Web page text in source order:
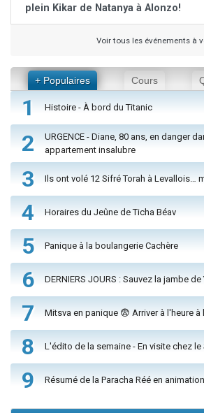
plein Kikar de Natanya à Alonzo!
Voir tous les événements à
+ Populaires Cours
1 Histoire - À bord du Titanic
2
URGENCE - Diane, 80 ans, en danger
appartement insalubre
3 Ils ont volé 12 Sifré Torah à Levallois…
4 Horaires du Jeûne de Ticha Béav
5 Panique à la boulangerie Cachère
6 DERNIERS JOURS : Sauvez la jambe de
7 Mitsva en panique 😨 Arriver à l'heure à
8 L'édito de la semaine - En visite chez le
9 Résumé de la Paracha Réé en